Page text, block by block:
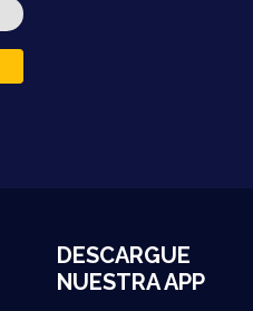
DESCARGUE
NUESTRA APP